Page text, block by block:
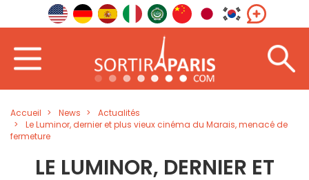
Accueil News
Actualités
Le Luminor, dernier et plus vieux cinéma du Marais, menacé de
fermeture
LE LUMINOR, DERNIER ET